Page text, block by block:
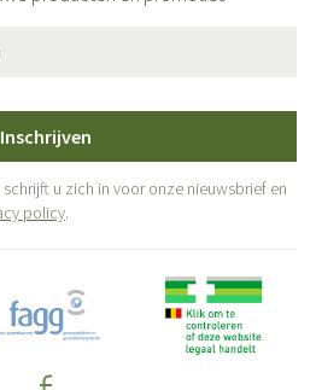
Inschrijven
u zich in voor onze nieuwsbrief en
policy.